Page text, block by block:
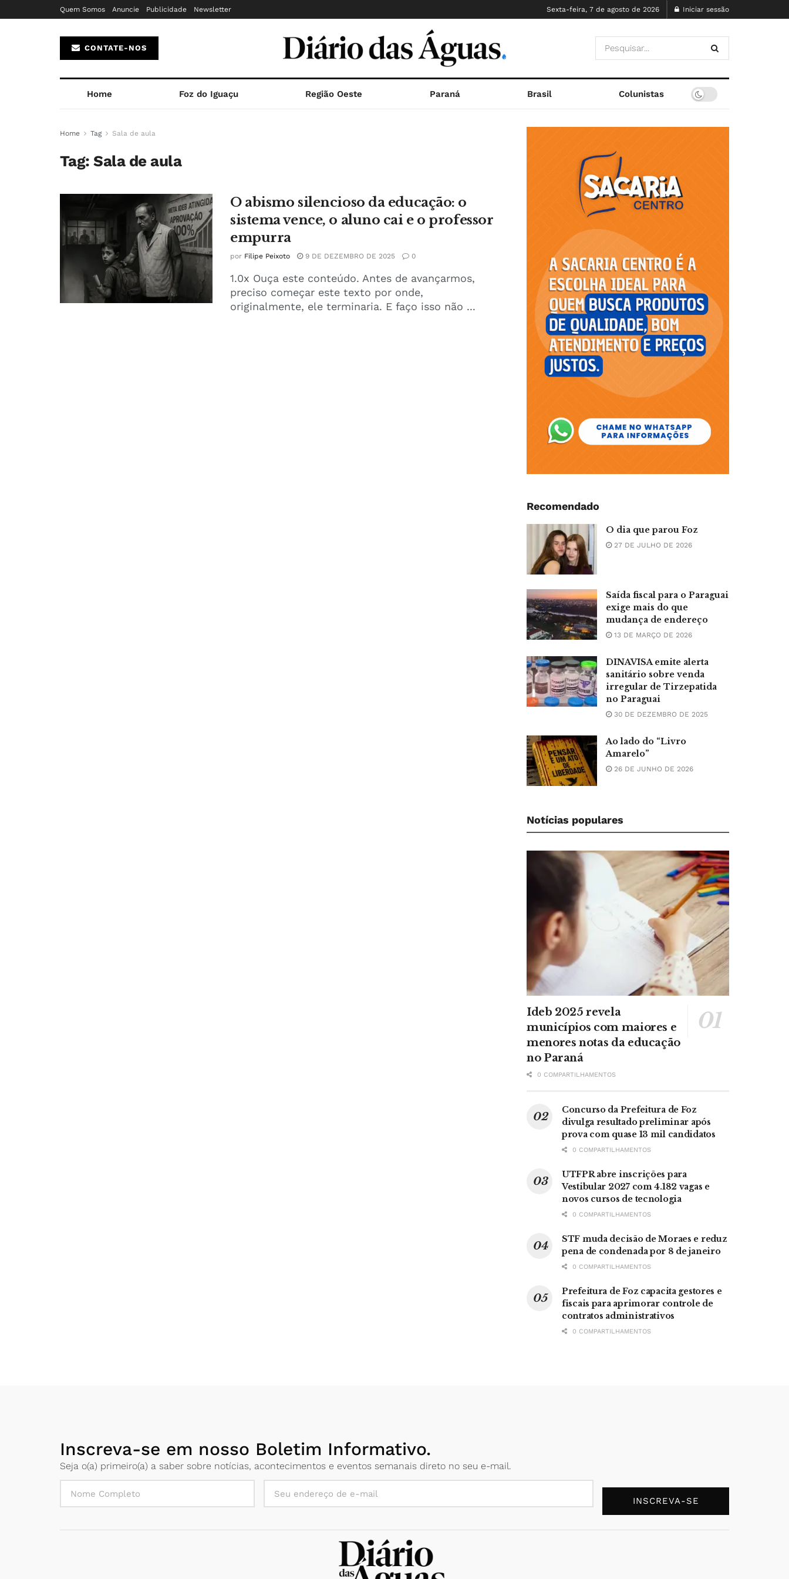
Quem Somos Anuncie Publicidade Newsletter Sexta-feira, 7 de agosto de 2026 Iniciar sessão
CONTATE-NOS
Home Foz do Iguaçu Região Oeste Paraná Brasil Colunistas
Home Tag Sala de aula
Tag:Sala de aula
O abismo silencioso da educação: o
sistema vence, o aluno cai e o professor
empurra
por Filipe Peixoto 9 DE DEZEMBRO DE 2025 0
1.0x Ouça este conteúdo. Antes de avançarmos,
preciso começar este texto por onde,
originalmente, ele terminaria. E faço isso não ...
Recomendado
O dia que parou Foz
27 DE JULHO DE 2026
Saída fiscal para o Paraguai
exige mais do que
mudança de endereço
13 DE MARÇO DE 2026
DINAVISA emite alerta
sanitário sobre venda
irregular de Tirzepatida
no Paraguai
30 DE DEZEMBRO DE 2025
Ao lado do “Livro
Amarelo”
26 DE JUNHO DE 2026
Notícias populares
Ideb 2025 revela
municípios com maiores e
menores notas da educação
no Paraná
0 COMPARTILHAMENTOS
Concurso da Prefeitura de Foz
divulga resultado preliminar após
prova com quase 13 mil candidatos
0 COMPARTILHAMENTOS
UTFPR abre inscrições para
Vestibular 2027 com 4.182 vagas e
novos cursos de tecnologia
0 COMPARTILHAMENTOS
STF muda decisão de Moraes e reduz
pena de condenada por 8 de janeiro
0 COMPARTILHAMENTOS
Prefeitura de Foz capacita gestores e
fiscais para aprimorar controle de
contratos administrativos
0 COMPARTILHAMENTOS
Inscreva-se em nosso Boletim Informativo.
Seja o(a) primeiro(a) a saber sobre notícias, acontecimentos e eventos semanais direto no seu e-mail.
INSCREVA-SE